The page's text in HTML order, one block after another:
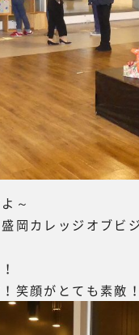
～
岡カレッジオブビ
笑顔がとても素敵